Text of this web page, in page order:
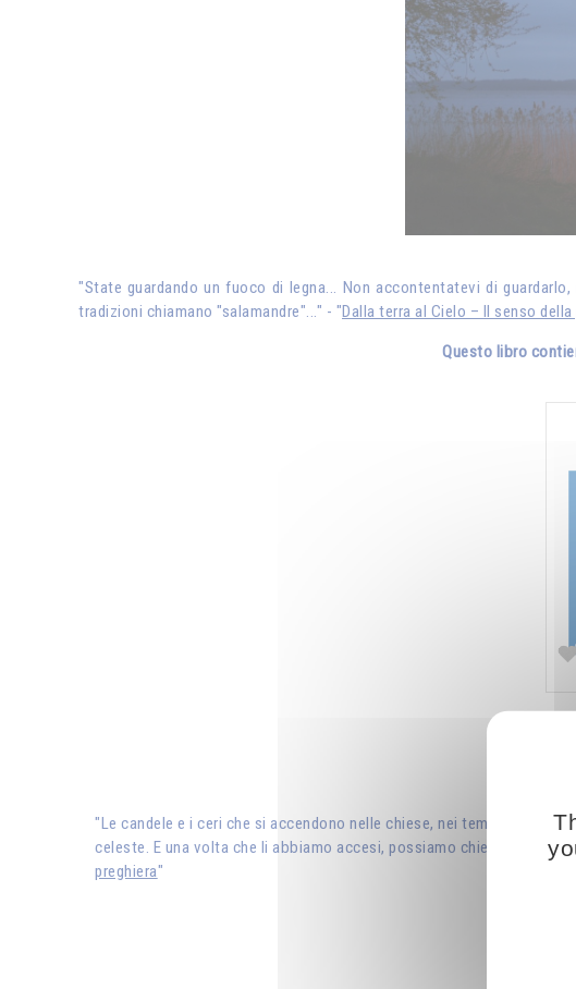
"State guardando un fuoco di legna... Non accontentatevi di
tradizioni chiamano "salamandre"..." - "Dalla terra al Cielo – Il senso della
Questo libro
"Le candele e i ceri che si accendono nelle chiese, nei templi e
celeste. E una volta che li abbiamo accesi, possiamo chiedere
preghiera"